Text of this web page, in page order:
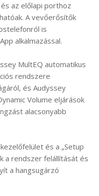
és az előlapi porthoz
A vevőerősítők
is
alkalmazással.
MultEQ automatikus
rendszere
és Audyssey
Volume eljárások
alacsonyabb
és a „Setup
a rendszer felállítását és
a hangsugárzó